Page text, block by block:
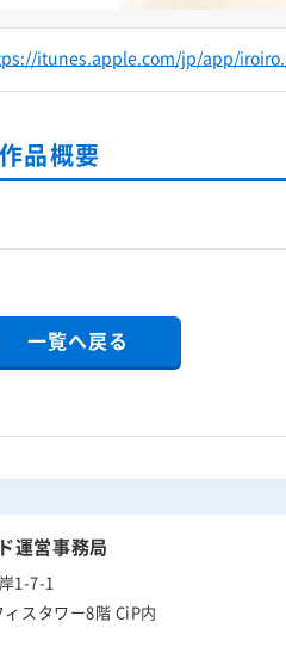
itunes.apple.com/jp/app/
作品概要
一覧へ戻る
運営事務局
1-7-1
ィスタワー8階 CiP内